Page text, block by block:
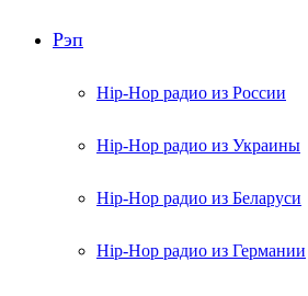
Рэп
Hip-Hop радио из России
Hip-Hop радио из Украины
Hip-Hop радио из Беларуси
Hip-Hop радио из Германии